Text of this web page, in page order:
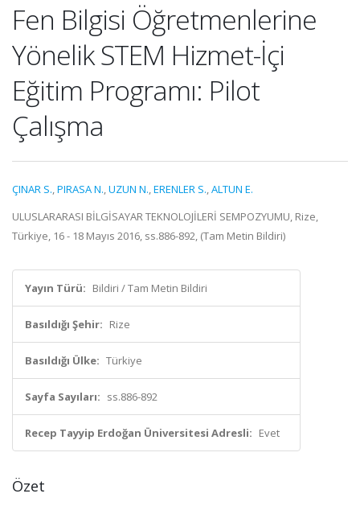
Fen Bilgisi Öğretmenlerine
Yönelik STEM Hizmet-İçi
Eğitim Programı: Pilot
Çalışma
ÇINAR S.,PIRASA N.,UZUN N.,ERENLER S.,ALTUN E.
ULUSLARARASI BİLGİSAYAR TEKNOLOJİLERİ SEMPOZYUMU, Rize,
Türkiye, 16 - 18 Mayıs 2016, ss.886-892, (Tam Metin Bildiri)
Yayın Türü: Bildiri / Tam Metin Bildiri
Basıldığı Şehir: Rize
Basıldığı Ülke: Türkiye
Sayfa Sayıları: ss.886-892
Recep Tayyip Erdoğan Üniversitesi Adresli: Evet
Özet